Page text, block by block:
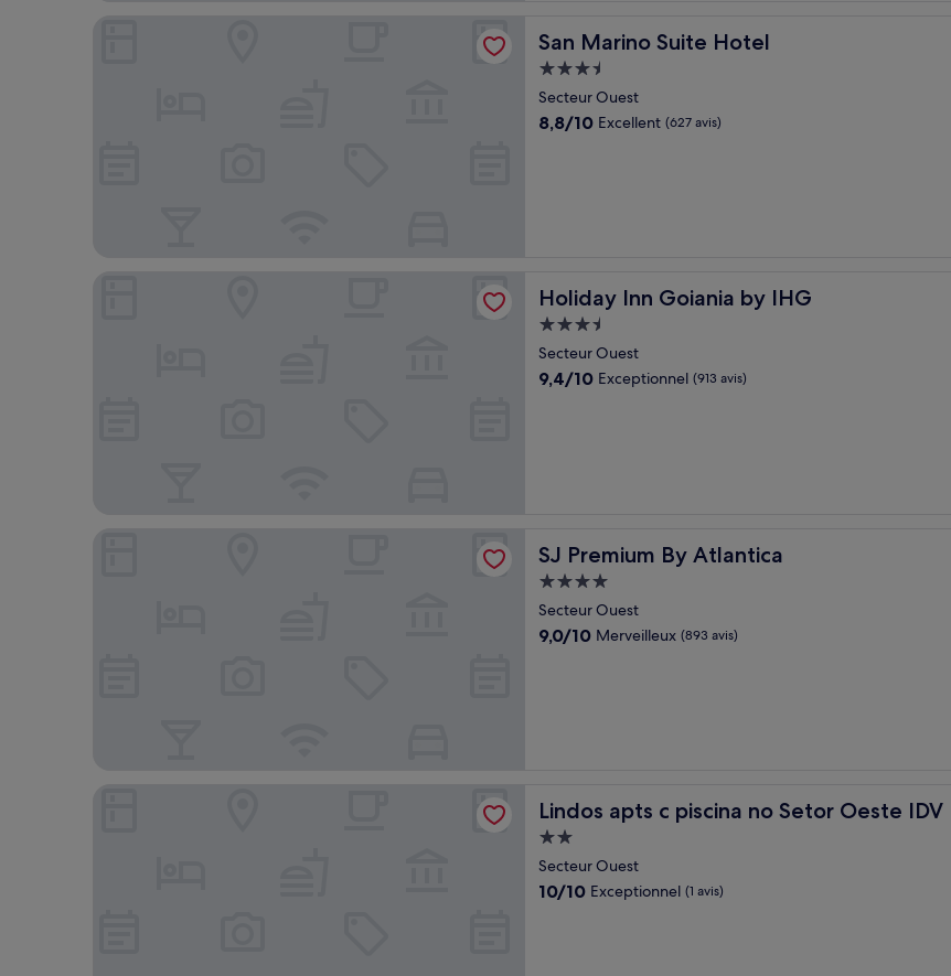
San Marino Suite Hotel
San Marino Suite Hotel
Hébergement
3.5 étoiles
Secteur Ouest
8.8
8,8/10 Excellent (627 avis)
San Marino Suite Hotel
Holiday Inn Goiania by IHG
Holiday Inn Goiania by IHG
Hébergement
3.5 étoiles
Secteur Ouest
9.4
9,4/10 Exceptionnel (913 avis)
SJ Premium By Atlantica
SJ Premium By Atlantica
Hébergement
4.0 étoiles
Secteur Ouest
9.0
9,0/10 Merveilleux (893 avis)
SJ Premium By Atlantica
Lindos apts c piscina no Setor Oeste IDV
Lindos apts c piscina no Setor Oeste IDV
Hébergement
2.0 étoiles
Secteur Ouest
10.0
10/10 Exceptionnel (1 avis)